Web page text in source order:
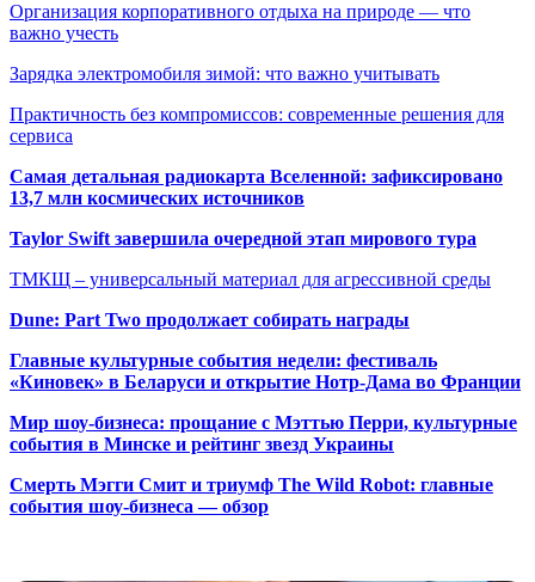
Организация корпоративного отдыха на природе — что
важно учесть
Зарядка электромобиля зимой: что важно учитывать
Практичность без компромиссов: современные решения для
сервиса
Самая детальная радиокарта Вселенной: зафиксировано
13,7 млн космических источников
Taylor Swift завершила очередной этап мирового тура
ТМКЩ – универсальный материал для агрессивной среды
Dune: Part Two продолжает собирать награды
Главные культурные события недели: фестиваль
«Киновек» в Беларуси и открытие Нотр-Дама во Франции
Мир шоу-бизнеса: прощание с Мэттью Перри, культурные
события в Минске и рейтинг звезд Украины
Смерть Мэгги Смит и триумф The Wild Robot: главные
события шоу-бизнеса — обзор